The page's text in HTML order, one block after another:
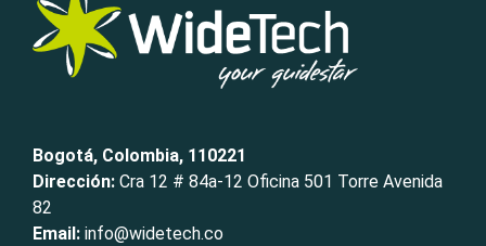
Bogotá, Colombia, 110221
Dirección: Cra 12 # 84a-12 Oficina 501 Torre Avenida
82
Email: info@widetech.co